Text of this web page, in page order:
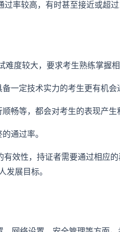
率较高，有时甚至接近或超
度较大，要求考生熟练掌握相
一定技术实力的考生更有机会
畅等，都会对考生的表现产生
通过率。
效性，持证者需要通过相应
发展目标。